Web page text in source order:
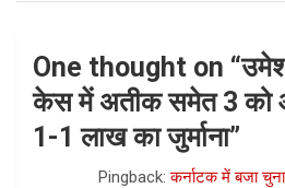
One thought on “
केस में अतीक समेत 3 को
1-1 लाख का जुर्माना”
Pingback:कर्नाटक में बजा